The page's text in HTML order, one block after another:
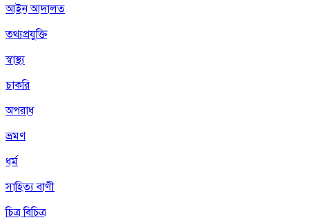
আইন আদালত
তথ্যপ্রযুক্তি
স্বাস্থ্য
চাকরি
অপরাধ
ভ্রমণ
ধর্ম
সাহিত্য বাণী
চিত্র বিচিত্র